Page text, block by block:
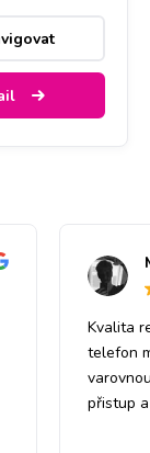
Kvalita
telefon
přistup